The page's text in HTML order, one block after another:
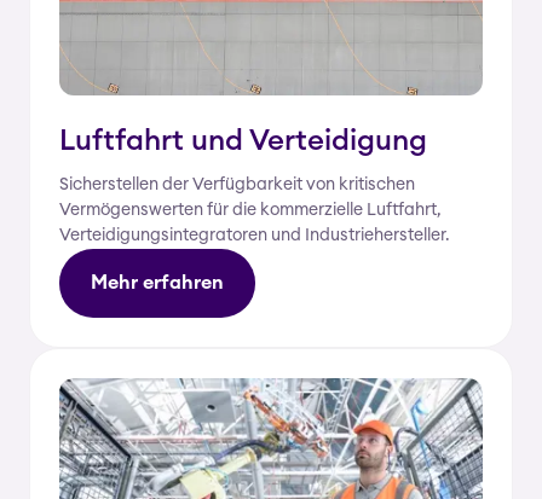
Luftfahrt und Verteidigung
Sicherstellen der Verfügbarkeit von kritischen
Vermögenswerten für die kommerzielle Luftfahrt,
Verteidigungsintegratoren und Industriehersteller.
Mehr erfahren